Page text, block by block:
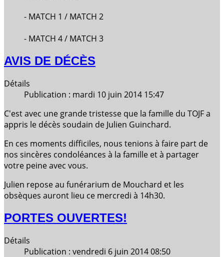
- MATCH 1 / MATCH 2
- MATCH 4 / MATCH 3
AVIS DE DÉCÈS
Détails
Publication : mardi 10 juin 2014 15:47
C'est avec une grande tristesse que la famille du TOJF a
appris le décès soudain de Julien Guinchard.
En ces moments difficiles, nous tenions à faire part de
nos sincères condoléances à la famille et à partager
votre peine avec vous.
Julien repose au funérarium de Mouchard et les
obsèques auront lieu ce mercredi à 14h30.
PORTES OUVERTES!
Détails
Publication : vendredi 6 juin 2014 08:50